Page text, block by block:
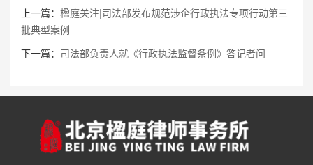
上一篇： 楹庭关注|司法部发布规范涉企行政执法专项行动第三
批典型案例
下一篇： 司法部负责人就《行政执法监督条例》答记者问